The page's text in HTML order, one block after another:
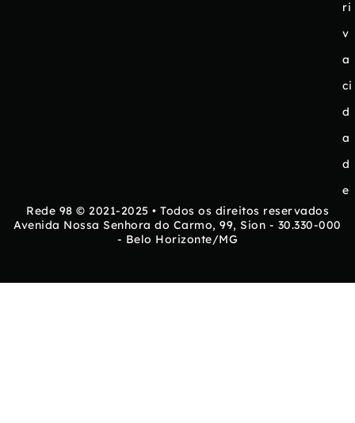
ri
v
a
ci
d
a
d
e
Rede 98 © 2021-2025 • Todos os direitos reservados
Avenida Nossa Senhora do Carmo, 99, Sion - 30.330-000
- Belo Horizonte/MG